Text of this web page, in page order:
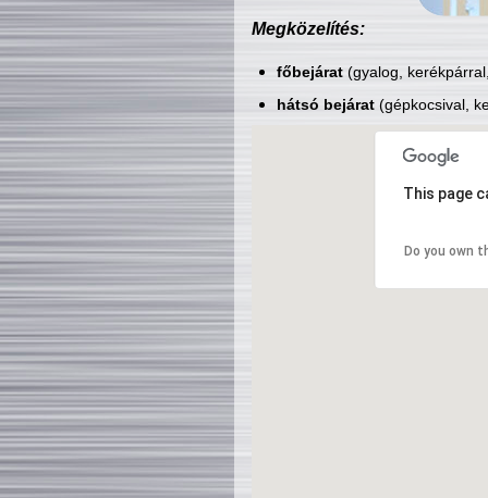
Megközelítés:
főbejárat(gyalog,
hátsó bejárat(gépkocsival,
This page
Do you own